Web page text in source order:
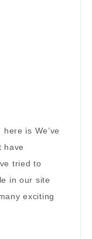
is We’ve
have
tried to
in our site
exciting